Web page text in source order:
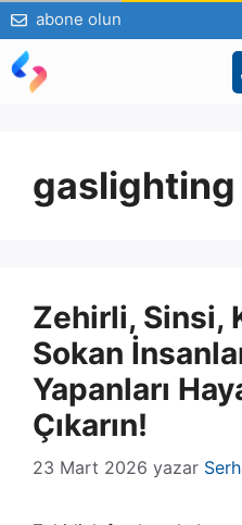
abone olun
İçeriğe
atla
Zehirli, Sinsi,
Sokan
Yapanları
Çıkarın!
23 Mart 2026 yazar